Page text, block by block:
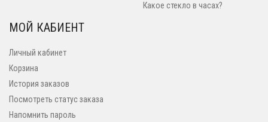
Какое стекло в часах?
МОЙ КАБИЕНТ
Личный кабинет
Корзина
История заказов
Посмотреть статус заказа
Напомнить пароль